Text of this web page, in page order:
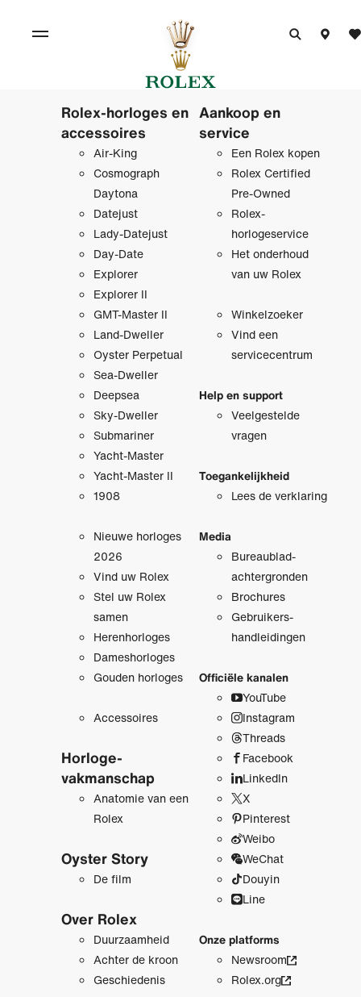
Rolex-horloges en
accessoires
Air-King
Cosmograph
Daytona
Datejust
Lady-Datejust
Day-Date
Explorer
Explorer II
GMT-Master II
Land-Dweller
Oyster Perpetual
Sea-Dweller
Deepsea
Sky-Dweller
Submariner
Yacht-Master
Yacht-Master II
1908
Nieuwe horloges
2026
Vind uw Rolex
Stel uw Rolex
samen
Herenhorloges
Dameshorloges
Gouden horloges
Accessoires
Horloge­
vakmanschap
Anatomie van een
Rolex
Oyster Story
De film
Over Rolex
Duurzaamheid
Achter de kroon
Geschiedenis
Aankoop en
service
Een Rolex kopen
Rolex Certified
Pre‑Owned
Rolex-
horlogeservice
Het onderhoud
van uw Rolex
Winkelzoeker
Vind een
servicecentrum
Help en support
Veelgestelde
vragen
Toegankelijkheid
Lees de verklaring
Media
Bureaublad­
achtergronden
Brochures
Gebruikers­
handleidingen
Officiële kanalen
YouTube
Instagram
Threads
Facebook
LinkedIn
X
Pinterest
Weibo
WeChat
Douyin
Line
Onze platforms
Newsroom
Rolex.org